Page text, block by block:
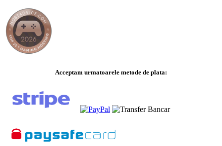
Acceptam urmatoarele metode de plata: